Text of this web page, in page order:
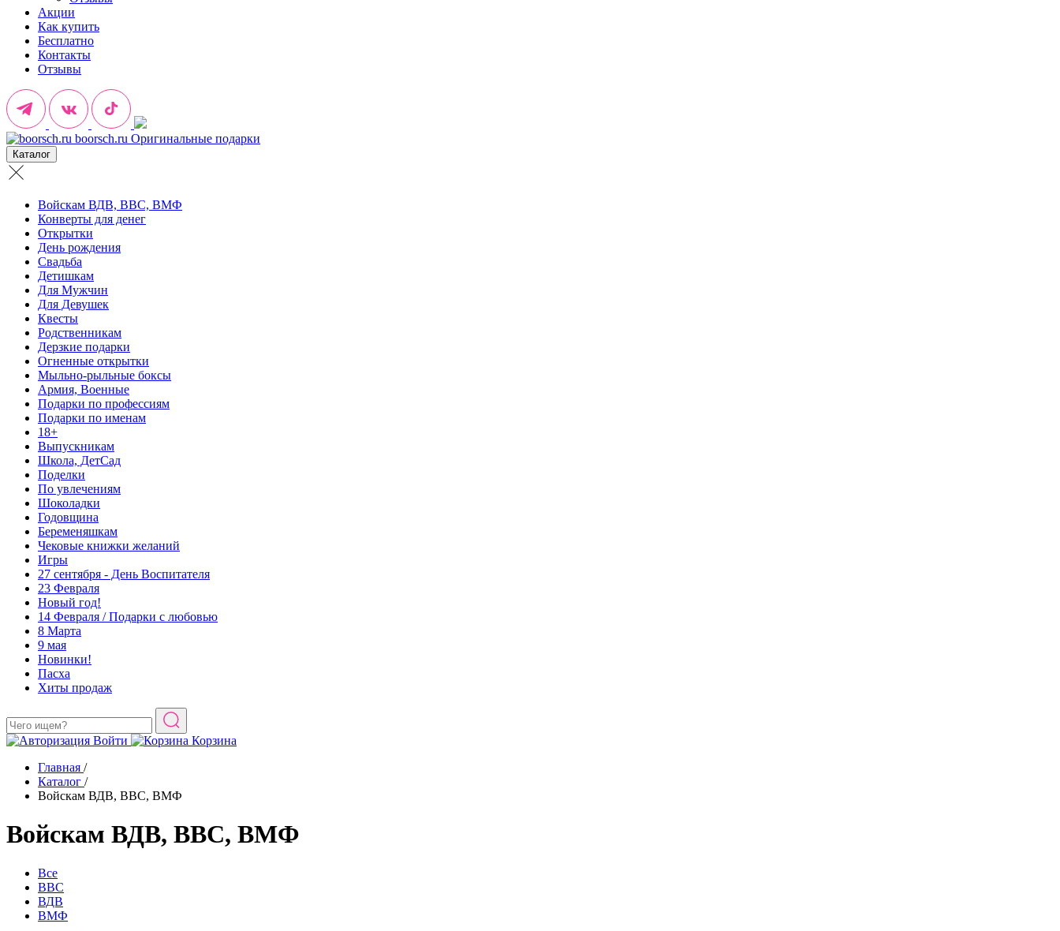
Акции
Как купить
Бесплатно
Контакты
Отзывы
boorsch.ru Оригинальные подарки
Каталог
Войскам ВДВ, ВВС, ВМФ
Конверты для денег
Открытки
День рождения
Свадьба
Детишкам
Для Мужчин
Для Девушек
Квесты
Родственникам
Дерзкие подарки
Огненные открытки
Мыльно-рыльные боксы
Армия, Военные
Подарки по профессиям
Подарки по именам
18+
Выпускникам
Школа, ДетСад
Поделки
По увлечениям
Шоколадки
Годовщина
Беременяшкам
Чековые книжки желаний
Игры
27 сентября - День Воспитателя
23 Февраля
Новый год!
14 Февраля / Подарки с любовью
8 Марта
9 мая
Новинки!
Пасха
Хиты продаж
Войти
Корзина
Главная /
Каталог /
Войскам ВДВ, ВВС, ВМФ
Войскам ВДВ, ВВС, ВМФ
Все
ВВС
ВДВ
ВМФ